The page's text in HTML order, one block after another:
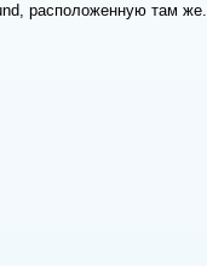
расположенную там же.